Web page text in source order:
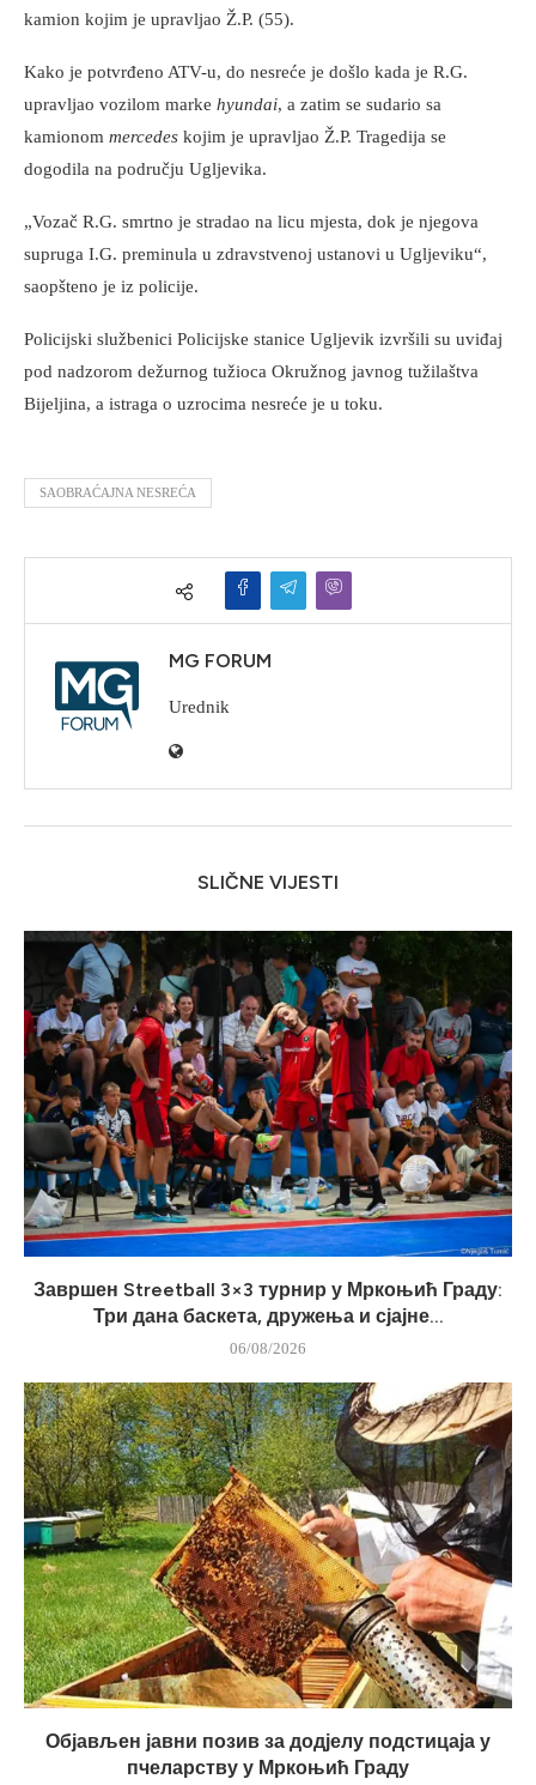
kamion kojim je upravljao Ž.P. (55).
Kako je potvrđeno ATV-u, do nesreće je došlo kada je R.G.
upravljao vozilom marke hyundai, a zatim se sudario sa
kamionom mercedes kojim je upravljao Ž.P. Tragedija se
dogodila na području Ugljevika.
„Vozač R.G. smrtno je stradao na licu mjesta, dok je njegova
supruga I.G. preminula u zdravstvenoj ustanovi u Ugljeviku“,
saopšteno je iz policije.
Policijski službenici Policijske stanice Ugljevik izvršili su uviđaj
pod nadzorom dežurnog tužioca Okružnog javnog tužilaštva
Bijeljina, a istraga o uzrocima nesreće je u toku.
SAOBRAĆAJNA NESREĆA
MG FORUM
Urednik
SLIČNE VIJESTI
Завршен Streetball 3×3 турнир у Мркоњић Граду:
Три дана баскета, дружења и сјајне...
06/08/2026
Објављен јавни позив за додјелу подстицаја у
пчеларству у Мркоњић Граду